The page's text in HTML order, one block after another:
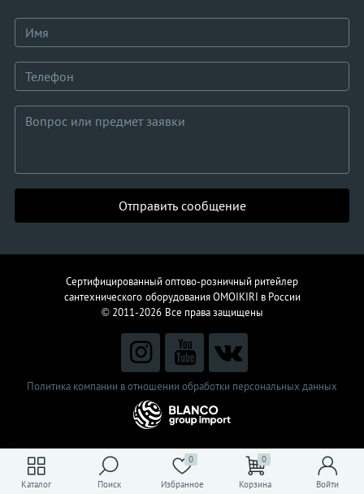
Каталог Поиск
0
Избранное
0
Корзина Войти
Отправить сообщение
Сертифицированный оптово-розничный ритейлер
сантехнического оборудованияOMOIKIRI в России
© 2011-2026 Все права защищены
Политика компании в отношении обработки персональных данных